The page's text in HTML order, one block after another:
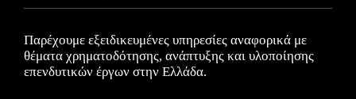
Παρέχουμε εξειδικευμένες υπηρεσίες αναφορικά με
θέματα χρηματοδότησης, ανάπτυξης και υλοποίησης
επενδυτικών έργων στην Ελλάδα.